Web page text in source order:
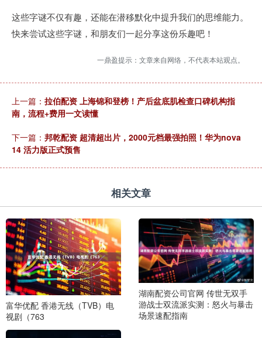
这些字谜不仅有趣，还能在潜移默化中提升我们的思维能力。
快来尝试这些字谜，和朋友们一起分享这份乐趣吧！
一鼎盈提示：文章来自网络，不代表本站观点。
上一篇： 拉伯配资 上海锦和登榜！产后盆底肌检查口碑机构指
南，流程+费用一文读懂
下一篇： 邦乾配资 超清超出片，2000元档最强拍照！华为nova
14 活力版正式预售
相关文章
富华优配 香港无线（TVB）电
视剧（763
湖南配资公司官网 传世无双手
游战士双流派实测：怒火与暴击
场景速配指南